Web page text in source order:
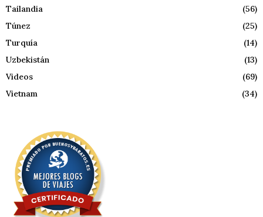
Tailandia
(56)
Túnez
(25)
Turquía
(14)
Uzbekistán
(13)
Videos
(69)
Vietnam
(34)